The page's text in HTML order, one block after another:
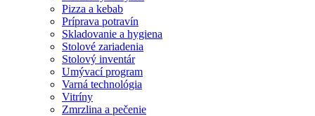
Pizza a kebab
Príprava potravín
Skladovanie a hygiena
Stolové zariadenia
Stolový inventár
Umývací program
Varná technológia
Vitríny
Zmrzlina a pečenie